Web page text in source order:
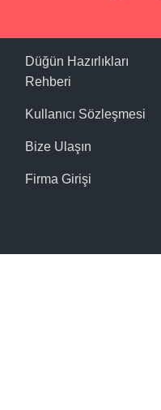
Düğün Hazırlıkları
Rehberi
Kullanıcı Sözleşmesi
Bize Ulaşın
Firma Girişi